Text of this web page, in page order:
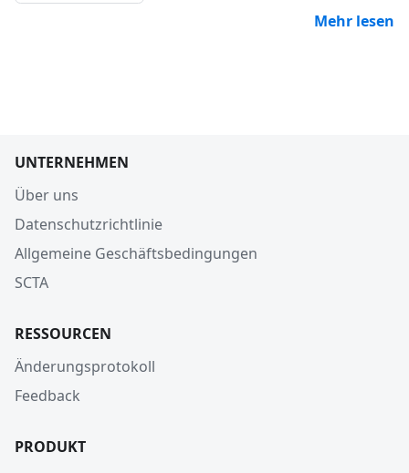
Mehr lesen
UNTERNEHMEN
Über uns
Datenschutzrichtlinie
Allgemeine Geschäftsbedingungen
SCTA
RESSOURCEN
Änderungsprotokoll
Feedback
PRODUKT